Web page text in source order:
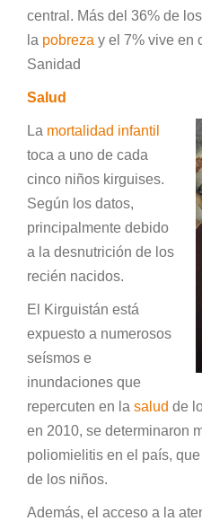
central. Más del 36% de
la pobreza y el 7% vive en
Sanidad
Salud
La mortalidad infantil
toca a uno de cada
cinco niños kirguises.
Según los datos,
principalmente debido
a la desnutrición de los
recién nacidos.
El Kirguistán está
expuesto a numerosos
seísmos e
inundaciones que
repercuten en la salud de
en 2010, se determinaron
poliomielitis en el país,
de los niños.
Además, el acceso a la